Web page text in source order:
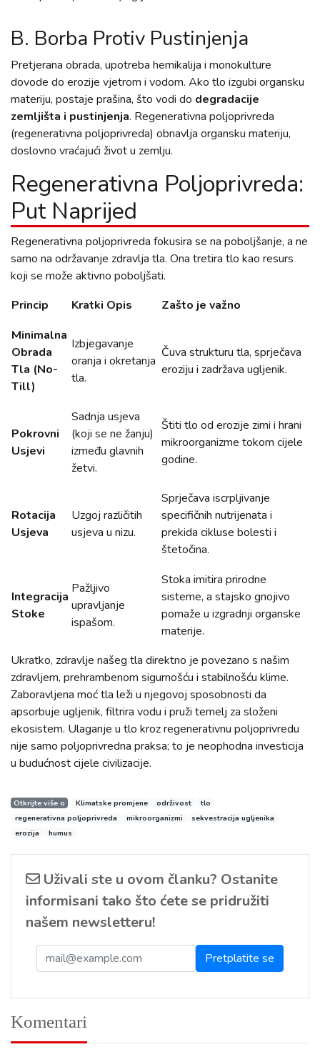
B. Borba Protiv Pustinjenja
Pretjerana obrada, upotreba hemikalija i monokulture
dovode do erozije vjetrom i vodom. Ako tlo izgubi organsku
materiju, postaje prašina, što vodi do degradacije
zemljišta i pustinjenja. Regenerativna poljoprivreda
(regenerativna poljoprivreda) obnavlja organsku materiju,
doslovno vraćajući život u zemlju.
Regenerativna Poljoprivreda:
Put Naprijed
Regenerativna poljoprivreda fokusira se na poboljšanje, a ne
samo na održavanje zdravlja tla. Ona tretira tlo kao resurs
koji se može aktivno poboljšati.
Princip
Kratki Opis
Zašto je važno
Minimalna
Obrada
Tla (No-
Till)
Izbjegavanje
oranja i okretanja
tla.
Čuva strukturu tla, sprječava
eroziju i zadržava ugljenik.
Pokrovni
Usjevi
Sadnja usjeva
(koji se ne žanju)
između glavnih
žetvi.
Štiti tlo od erozije zimi i hrani
mikroorganizme tokom cijele
godine.
Rotacija
Usjeva
Uzgoj različitih
usjeva u nizu.
Sprječava iscrpljivanje
specifičnih nutrijenata i
prekida cikluse bolesti i
štetočina.
Integracija
Stoke
Pažljivo
upravljanje
ispašom.
Stoka imitira prirodne
sisteme, a stajsko gnojivo
pomaže u izgradnji organske
materije.
Ukratko, zdravlje našeg tla direktno je povezano s našim
zdravljem, prehrambenom sigurnošću i stabilnošću klime.
Zaboravljena moć tla leži u njegovoj sposobnosti da
apsorbuje ugljenik, filtrira vodu i pruži temelj za složeni
ekosistem. Ulaganje u tlo kroz regenerativnu poljoprivredu
nije samo poljoprivredna praksa; to je neophodna investicija
u budućnost cijele civilizacije.
Otkrijte više o Klimatske promjene održivost
tlo
regenerativna poljoprivreda
mikroorganizmi
sekvestracija ugljenika
erozija
humus
Uživali ste u ovom članku? Ostanite
informisani tako što ćete se pridružiti
našem newsletteru!
Komentari